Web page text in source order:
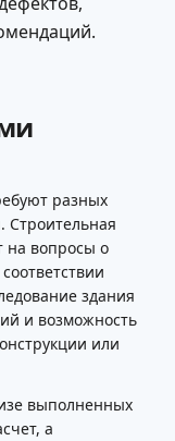
разных
на вопросы о
здания
и возможность
или
выполненных
а